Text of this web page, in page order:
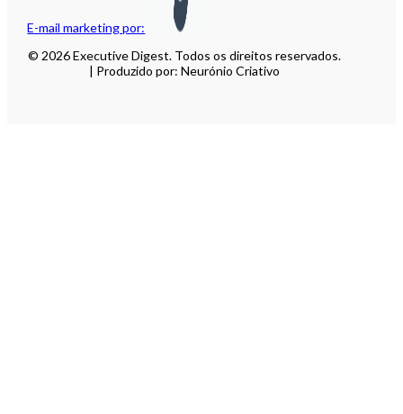
E-mail marketing por:
© 2026 Executive Digest. Todos os direitos reservados.
| Produzido por: Neurónio Criativo